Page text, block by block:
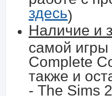
здесь)
Наличие и
самой
Complete
также и
- The Sims